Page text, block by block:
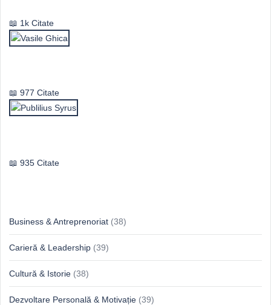
1k Citate
977 Citate
935 Citate
Business & Antreprenoriat (38)
Carieră & Leadership (39)
Cultură & Istorie (38)
Dezvoltare Personală & Motivație (39)